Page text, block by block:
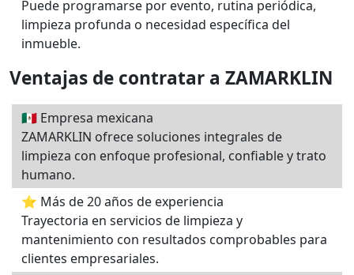
Puede programarse por evento, rutina periódica,
limpieza profunda o necesidad específica del
inmueble.
Ventajas de contratar a ZAMARKLIN
🇲🇽 Empresa mexicana
ZAMARKLIN ofrece soluciones integrales de
limpieza con enfoque profesional, confiable y trato
humano.
⭐ Más de 20 años de experiencia
Trayectoria en servicios de limpieza y
mantenimiento con resultados comprobables para
clientes empresariales.